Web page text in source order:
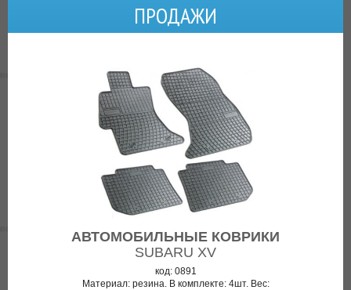
ПРОДАЖИ
АВТОМОБИЛЬНЫЕ КОВРИКИ
SUBARU XV
код: 0891
Материал: резина. В комплекте: 4шт. Вес: